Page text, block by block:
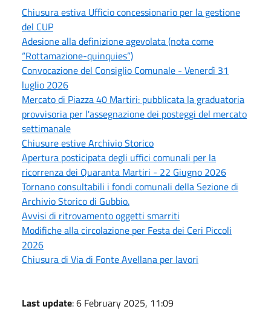
Chiusura estiva Ufficio concessionario per la gestione
del CUP
Adesione alla definizione agevolata (nota come
“Rottamazione-quinquies”)
Convocazione del Consiglio Comunale - Venerdì 31
luglio 2026
Mercato di Piazza 40 Martiri: pubblicata la graduatoria
provvisoria per l'assegnazione dei posteggi del mercato
settimanale
Chiusure estive Archivio Storico
Apertura posticipata degli uffici comunali per la
ricorrenza dei Quaranta Martiri - 22 Giugno 2026
Tornano consultabili i fondi comunali della Sezione di
Archivio Storico di Gubbio.
Avvisi di ritrovamento oggetti smarriti
Modifiche alla circolazione per Festa dei Ceri Piccoli
2026
Chiusura di Via di Fonte Avellana per lavori
Last update: 6 February 2025, 11:09